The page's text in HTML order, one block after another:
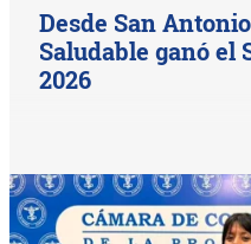
Desde San
Saludable ganó el
2026